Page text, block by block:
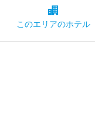
このエリアのホテル